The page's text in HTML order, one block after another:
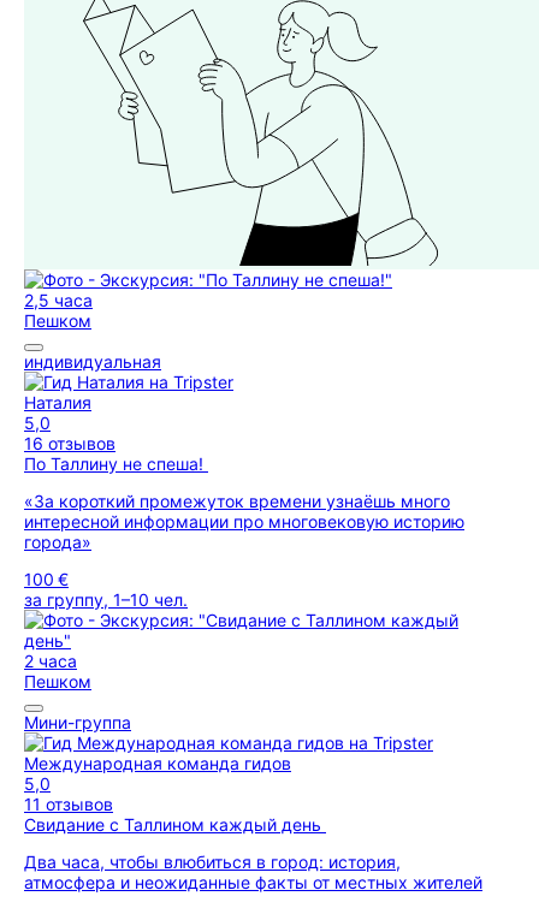
2,5 часа
Пешком
индивидуальная
Наталия
5,0
16 отзывов
По Таллину не спеша!
«За короткий промежуток времени узнаёшь много
интересной информации про многовековую историю
города»
100 €
за группу, 1–10 чел.
2 часа
Пешком
Мини-группа
Международная команда гидов
5,0
11 отзывов
Свидание с Таллином каждый день
Два часа, чтобы влюбиться в город: история,
атмосфера и неожиданные факты от местных жителей